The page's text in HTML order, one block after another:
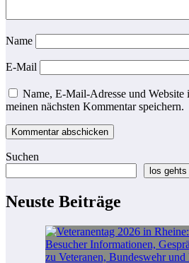
Name
E-Mail
Name, E-Mail-Adresse und Website
meinen nächsten Kommentar speichern.
Suchen
los gehts
Neuste Beiträge